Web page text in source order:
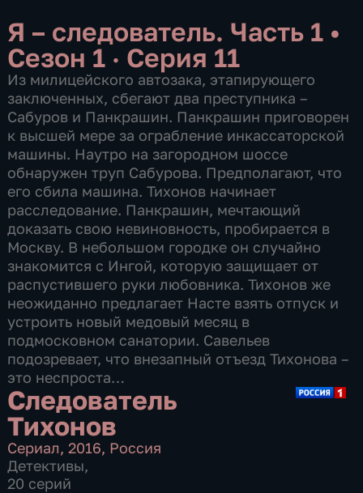
Я – следователь. Часть 1 •
Сезон 1 · Серия 11
Из милицейского автозака, этапирующего
заключенных, сбегают два преступника –
Сабуров и Панкрашин. Панкрашин приговорен
к высшей мере за ограбление инкассаторской
машины. Наутро на загородном шоссе
обнаружен труп Сабурова. Предполагают, что
его сбила машина. Тихонов начинает
расследование. Панкрашин, мечтающий
доказать свою невиновность, пробирается в
Москву. В небольшом городке он случайно
знакомится с Ингой, которую защищает от
распустившего руки любовника. Тихонов же
неожиданно предлагает Насте взять отпуск и
устроить новый медовый месяц в
подмосковном санатории. Савельев
подозревает, что внезапный отъезд Тихонова –
это неспроста…
Следователь
Тихонов
Сериал,2016, Россия
Детективы,
20 серий